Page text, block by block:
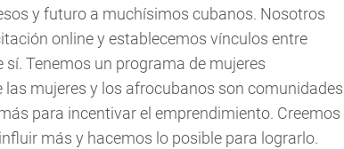
y futuro a muchísimos cubanos. Nosotros
online y establecemos vínculos entre
Tenemos un programa de mujeres
mujeres y los afrocubanos son comunidades
para incentivar el emprendimiento. Creemos
más y hacemos lo posible para lograrlo.